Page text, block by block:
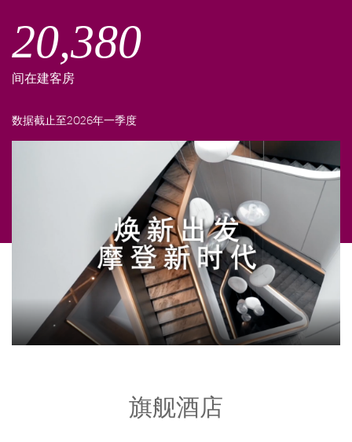
20,380
间在建客房
数据截止至2026年一季度
旗舰酒店